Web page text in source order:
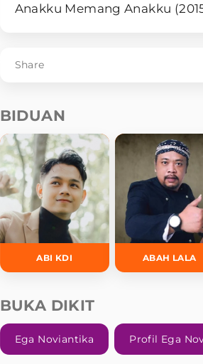
Anakku Memang Anakku
Share
BIDUAN
ABI KDI ABAH LALA
BUKA DIKIT
Ega Noviantika Profil Ega